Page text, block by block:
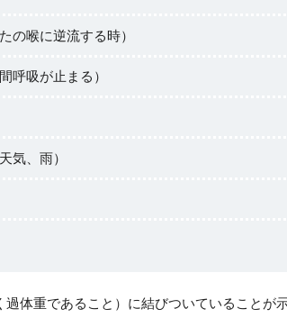
の喉に逆流する時）
呼吸が止まる）
気、雨）
体重であること）に結びついていることが